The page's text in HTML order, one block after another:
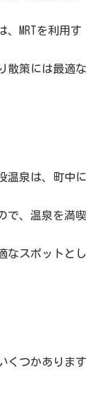
MRTを利用す
散策には最適な
温泉は、町中に
で、温泉を満喫
なスポットとし
くつかあります